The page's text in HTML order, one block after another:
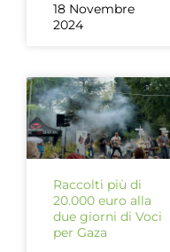
18 Novembre
2024
Raccolti più di
20.000 euro alla
due giorni di Voci
per Gaza